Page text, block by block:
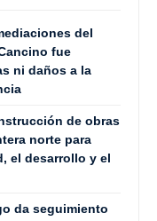
del
fue
ni daños a la
de obras
norte para
el desarrollo y el
da seguimiento